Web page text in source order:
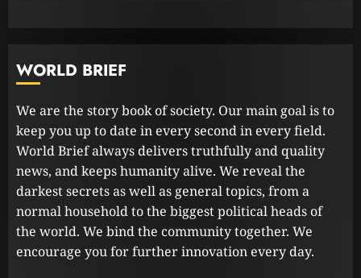
3
WORLD BRIEF
We are the story book of society. Our main goal is to
keep you up to date in every second in every field.
World Brief always delivers truthfully and quality
news, and keeps humanity alive. We reveal the
darkest secrets as well as general topics, from a
normal household to the biggest political heads of
the world. We bind the community together. We
encourage you for further innovation every day.